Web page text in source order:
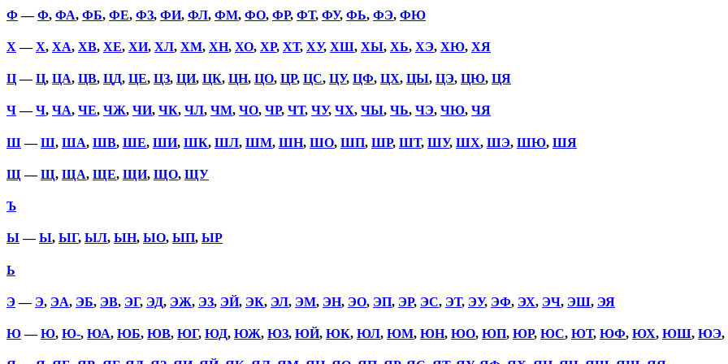
Ф —Ф, ФА, ФБ, ФЕ, ФЗ, ФИ, ФЛ, ФМ, ФО, ФР, ФТ, ФУ, ФЬ, ФЭ, ФЮ
Х —Х, ХА, ХВ, ХЕ, ХИ, ХЛ, ХМ, ХН, ХО, ХР, ХТ, ХУ, ХШ, ХЫ, ХЬ, ХЭ, ХЮ, ХЯ
Ц—Ц, ЦА, ЦВ, ЦД, ЦЕ, ЦЗ, ЦИ, ЦК, ЦН, ЦО, ЦР, ЦС, ЦУ, ЦФ, ЦХ, ЦЫ, ЦЭ, ЦЮ, ЦЯ
Ч—Ч, ЧА, ЧЕ, ЧЖ, ЧИ, ЧК, ЧЛ, ЧМ, ЧО, ЧР, ЧТ, ЧУ, ЧХ, ЧЫ, ЧЬ, ЧЭ, ЧЮ, ЧЯ
Ш—Ш, ША, ШВ, ШЕ, ШИ, ШК, ШЛ, ШМ, ШН, ШО, ШП, ШР, ШТ, ШУ, ШХ, ШЭ, ШЮ, ШЯ
Щ —Щ, ЩА, ЩЕ, ЩИ, ЩО, ЩУ
Ъ
Ы—Ы, ЫГ, ЫЛ, ЫН, ЫО, ЫП, ЫР
Ь
Э— Э, ЭА, ЭБ, ЭВ, ЭГ, ЭД, ЭЖ, ЭЗ, ЭЙ, ЭК, ЭЛ, ЭМ, ЭН, ЭО, ЭП, ЭР, ЭС, ЭТ, ЭУ, ЭФ, ЭХ, ЭЧ, ЭШ, ЭЯ
Ю—Ю, Ю-, ЮА, ЮБ, ЮВ, ЮГ, ЮД, ЮЖ, ЮЗ, ЮЙ, ЮК, ЮЛ, ЮМ, ЮН, ЮО, ЮП, ЮР, ЮС, ЮТ, ЮФ, ЮХ, ЮШ, ЮЭ,